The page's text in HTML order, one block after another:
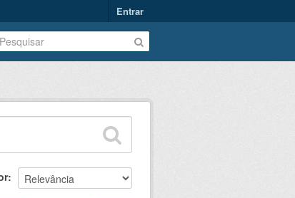
Entrar